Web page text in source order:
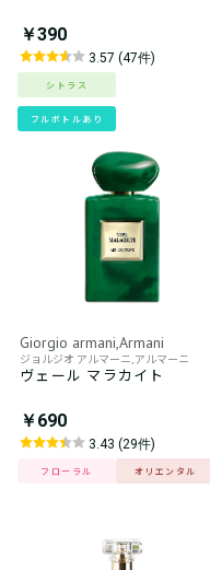
￥390
3.57 (47件)
シトラス
フルボトルあり
Giorgio armani,Armani
ジョルジオ アルマーニ,アルマーニ
ヴェール マラカイト
￥690
3.43 (29件)
フローラル オリエンタル